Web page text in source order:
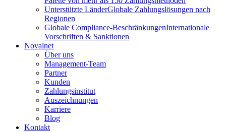
Unterstützte LänderGlobale Zahlungslösungen nach
Regionen
Globale Compliance-BeschränkungenInternationale
Vorschriften & Sanktionen
Novalnet
Über uns
Management-Team
Partner
Kunden
Zahlungsinstitut
Auszeichnungen
Karriere
Blog
Kontakt